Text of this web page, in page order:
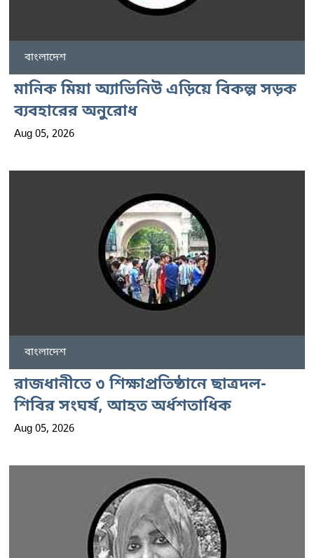
বাংলাদেশ
মানিক মিয়া অ্যাভিনিউ এড়িয়ে বিকল্প সড়ক
ব্যবহারের অনুরোধ
Aug 05, 2026
বাংলাদেশ
রাজধানীতে ৩ শিক্ষাপ্রতিষ্ঠানে ছাত্রদল-
শিবির সংঘর্ষ, আহত অর্ধশতাধিক
Aug 05, 2026